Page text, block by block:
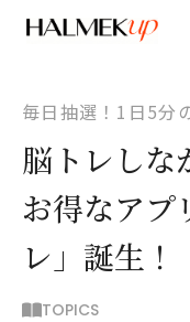
毎日抽選！1日5分
脳トレしな
お得なアプ
レ」誕生！
TOPICS